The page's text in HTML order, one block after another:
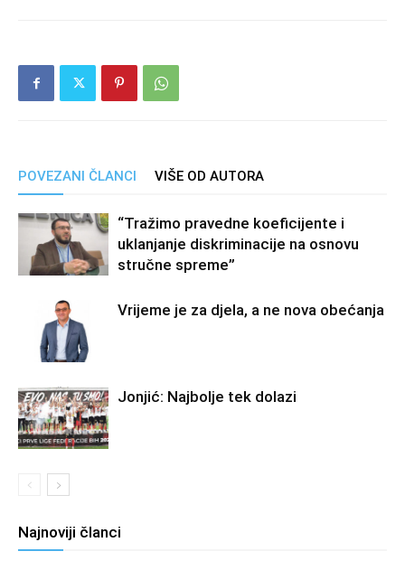
POVEZANI ČLANCI VIŠE OD AUTORA
“Tražimo pravedne koeficijente i
uklanjanje diskriminacije na osnovu
stručne spreme”
Vrijeme je za djela, a ne nova obećanja
Jonjić: Najbolje tek dolazi
Najnoviji članci